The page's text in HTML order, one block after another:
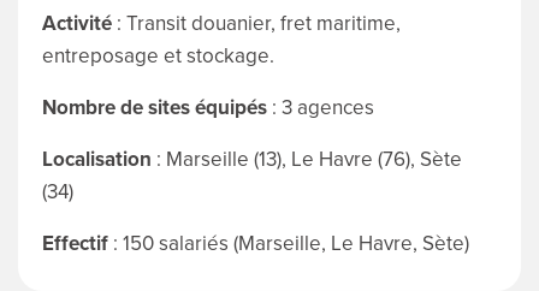
Activité: Transit douanier, fret maritime,
entreposage et stockage.
Nombre de sites équipés: 3 agences
Localisation : Marseille (13), Le Havre (76), Sète
(34)
Effectif: 150 salariés (Marseille, Le Havre, Sète)